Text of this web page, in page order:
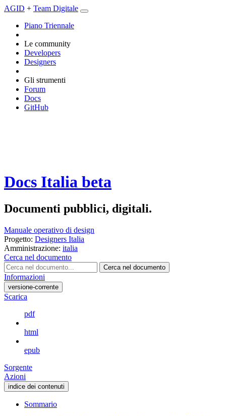
AGID + Team Digitale
Piano Triennale
Le community
Developers
Designers
Gli strumenti
Forum
Docs
GitHub
Docs Italia beta
Documenti pubblici, digitali.
Manuale operativo di design
Progetto: Designers Italia
Amministrazione: italia
Cerca nel documento
Cerca nel documento
Informazioni
versione-corrente
Scarica
pdf
html
epub
Sorgente
Azioni
indice dei contenuti
Sommario